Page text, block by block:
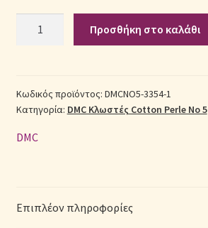
Σύνδεση
Perle
115
Βαμβακερή
25μ.
Προσθήκη στο καλάθι
Κωδικός προϊόντος: DMCNO5-3354-1
Κατηγορία: DMC Κλωστές Cotton Perle No 5
DMC
Επιπλέον πληροφορίες